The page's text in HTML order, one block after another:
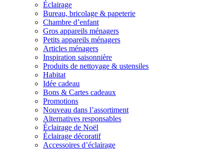
Éclairage
Bureau, bricolage & papeterie
Chambre d’enfant
Gros appareils ménagers
Petits appareils ménagers
Articles ménagers
Inspiration saisonnière
Produits de nettoyage & ustensiles
Habitat
Idée cadeau
Bons & Cartes cadeaux
Promotions
Nouveau dans l’assortiment
Alternatives responsables
Éclairage de Noël
Éclairage décoratif
Accessoires d’éclairage